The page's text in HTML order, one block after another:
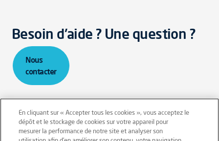
Besoin d'aide ? Une question ?
Nous
contacter
Mentions légales Conditions générales
En cliquant sur « Accepter tous les cookies », vous acceptez le
dépôt et le stockage de cookies sur votre appareil pour
mesurer la performance de notre site et analyser son